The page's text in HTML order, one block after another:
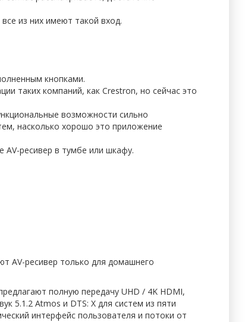
из них имеют такой вход.
кнопками.
таких компаний, как Crestron, но сейчас это
возможности сильно
насколько хорошо это приложение
ресивер в тумбе или шкафу.
AV-ресивер только для домашнего
полную передачу UHD / 4K HDMI,
5.1.2 Atmos и DTS: X для систем из пяти
интерфейс пользователя и потоки от